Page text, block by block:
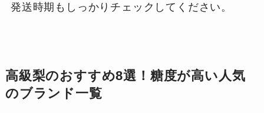
発送時期もしっかりチェックしてください。
高級梨のおすすめ8選！糖度が高い人気
のブランド一覧